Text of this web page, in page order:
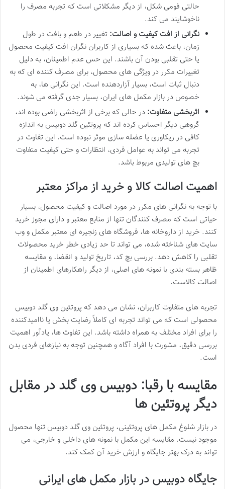
حالتی فومی شکل، از دیگر مشکلاتی است که تجربه مصرف را
ناخوشایند می کند.
نگرانی از افت کیفیت و اصالت: تغییر در طعم و بافت در طول
زمان، باعث شده که بسیاری از کاربران نگران افت کیفیت محصول
یا حتی تقلبی بودن آن باشند. این حس عدم اطمینان، به دلیل
تغییرات مکرر در ویژگی های محصول، برای مصرف کننده ای که به
دنبال ثبات است، بسیار آزاردهنده است. این نگرانی ها، به
خصوص در بازار مکمل های ایران، بسیار جدی گرفته می شوند.
اثربخشی متفاوت: در حالی که برخی از اثربخشی راضی بوده اند،
گروهی دیگر احساس کرده اند که پروتئین گلد دوبیس به اندازه
کافی در ریکاوری یا عضله سازی موثر نبوده است. این تفاوت در
تجربه می تواند به عوامل فردی، انتظارات و حتی کیفیت متفاوت
بچ های تولیدی مربوط باشد.
اهمیت اصالت کالا و خرید از مراکز معتبر
با توجه به نگرانی های مکرر در مورد اصالت و کیفیت محصول، بسیار
حیاتی است که مصرف کنندگان تنها از منابع معتبر و دارای مجوز خرید
کنند. خرید از داروخانه ها، فروشگاه های زنجیره ای معتبر مکمل و وب
سایت های شناخته شده، می تواند تا حد زیادی خطر خرید محصولات
تقلبی را کاهش دهد. بررسی بچ کد، تاریخ تولید و انقضا، و مقایسه
ظاهر بسته بندی با نمونه های اصلی، از دیگر راهکارهای اطمینان از
اصالت کالاست.
تجربه های متفاوت کاربران، نشان می دهد که پروتئین وی گلد دوبیس
محصولی است که می تواند تجربه ای کاملاً رضایت بخش یا ناامیدکننده
را برای افراد مختلف به همراه داشته باشد. این تفاوت ها، یادآور اهمیت
بررسی دقیق، مشورت با افراد آگاه و همچنین توجه به نیازهای فردی بدن
است.
مقایسه با رقبا: دوبیس وی گلد در مقابل
دیگر پروتئین ها
در بازار شلوغ مکمل های پروتئینی، پروتئین وی گلد دوبیس تنها محصول
موجود نیست. مقایسه این مکمل با نمونه های داخلی و خارجی، می
تواند به درک بهتر جایگاه و ارزش خرید آن کمک کند.
جایگاه دوبیس در بازار مکمل های ایرانی